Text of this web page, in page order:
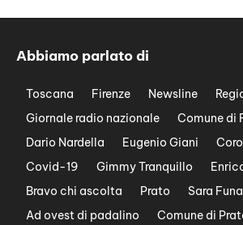
Abbiamo parlato di
Toscana Firenze Newsline
Giornale radio nazionale
Comune di
Dario Nardella
Eugenio Giani
Covid-19
Gimmy Tranquillo
Bravo chi ascolta
Prato Sara
Ad ovest di padalino
Comune di